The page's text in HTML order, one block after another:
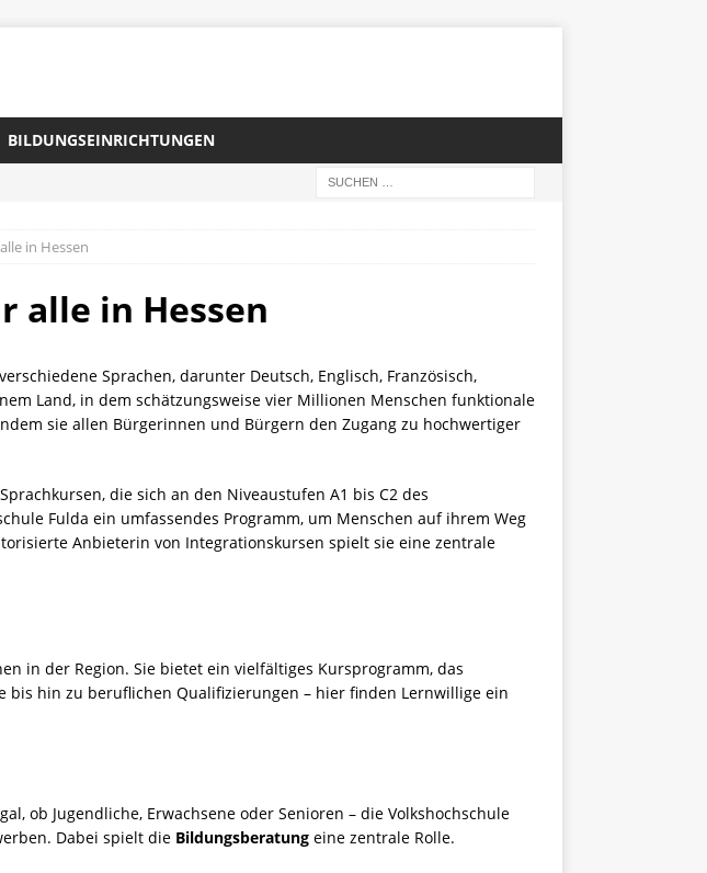
BILDUNGSEINRICHTUNGEN
in Hessen
alle in Hessen
Sprachen, darunter Deutsch, Englisch, Französisch,
Land, in dem schätzungsweise vier Millionen Menschen funktionale
sie allen Bürgerinnen und Bürgern den Zugang zu hochwertiger
die sich an den Niveaustufen A1 bis C2 des
Fulda ein umfassendes Programm, um Menschen auf ihrem Weg
Anbieterin von Integrationskursen spielt sie eine zentrale
in der Region. Sie bietet ein vielfältiges Kursprogramm, das
bis hin zu beruflichen Qualifizierungen – hier finden Lernwillige ein
ob Jugendliche, Erwachsene oder Senioren – die Volkshochschule
Dabei spielt die Bildungsberatung eine zentrale Rolle.